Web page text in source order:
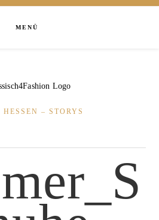
MENÜ
– STORYS